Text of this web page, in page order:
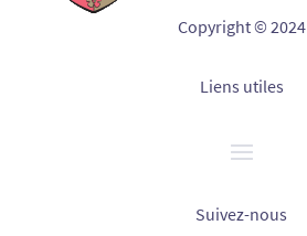
Copyright © 2024
Liens utiles
Suivez-nous